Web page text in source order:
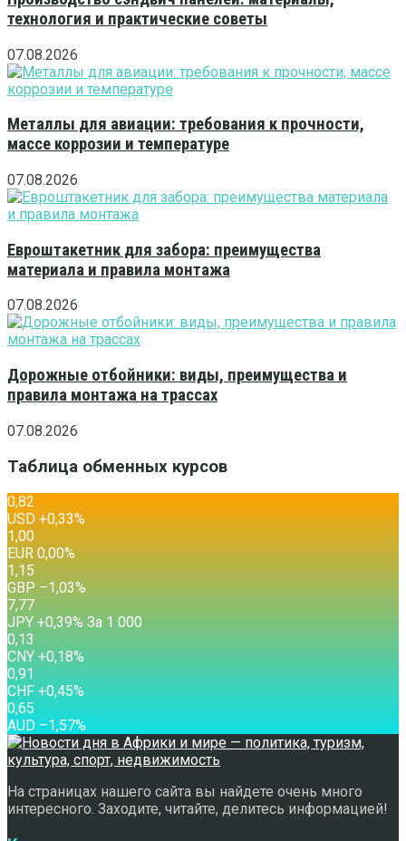
технология и практические советы
07.08.2026
Металлы для авиации: требования к прочности,
массе коррозии и температуре
07.08.2026
Евроштакетник для забора: преимущества
материала и правила монтажа
07.08.2026
Дорожные отбойники: виды, преимущества и
правила монтажа на трассах
07.08.2026
Таблица обменных курсов
0,82
USD +0,33%
1,00
EUR 0,00%
1,15
GBP –1,03%
7,77
JPY +0,39% За 1 000
0,13
CNY +0,18%
0,91
CHF +0,45%
0,65
AUD –1,57%
На страницах нашего сайта вы найдете очень много
интересного. Заходите, читайте, делитесь информацией!